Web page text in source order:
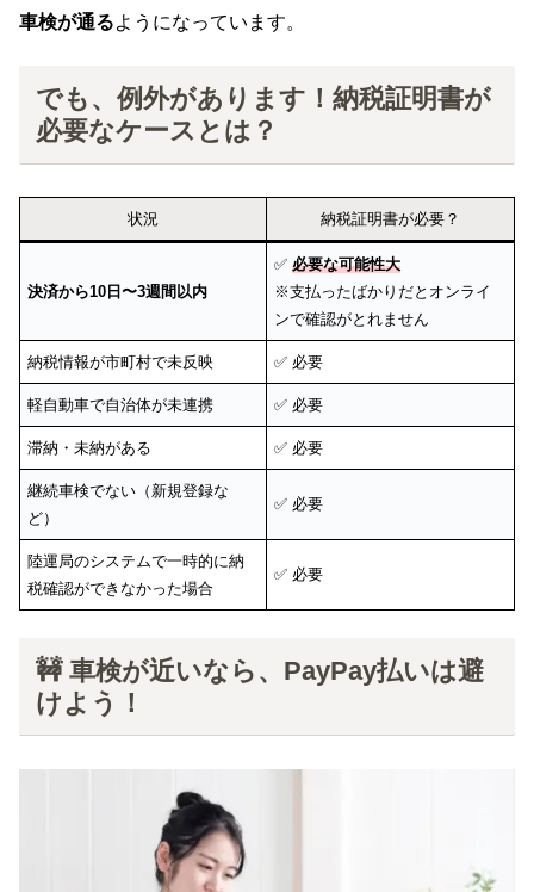
車検が通るようになっています。
でも、例外があります！納税証明書が
必要なケースとは？
状況 納税証明書が必要？
決済から10日〜3週間以内
✅必要な可能性大
※支払ったばかりだとオンライ
ンで確認がとれません
納税情報が市町村で未反映 ✅ 必要
軽自動車で自治体が未連携 ✅ 必要
滞納・未納がある ✅ 必要
継続車検でない（新規登録な
ど）
✅ 必要
陸運局のシステムで一時的に納
税確認ができなかった場合
✅ 必要
🚧 車検が近いなら、PayPay払いは避
けよう！